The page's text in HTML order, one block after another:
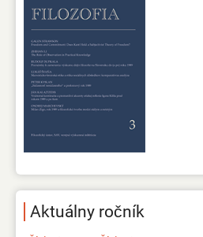
Aktuálny ročník